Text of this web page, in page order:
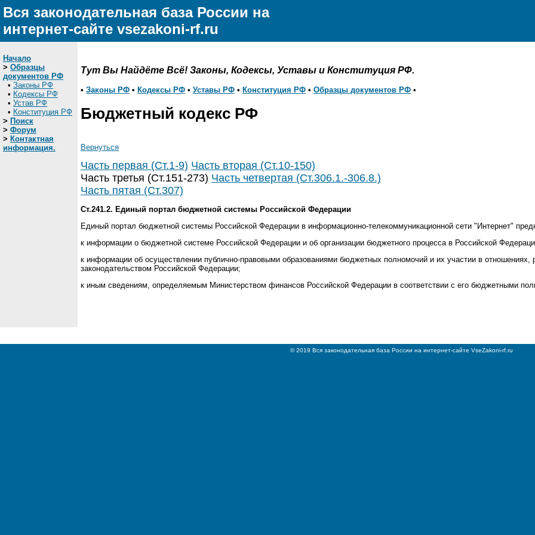
Вся законодательная база России на
интернет-сайте vsezakoni-rf.ru
Начало
> Образцы
документов РФ
• Законы РФ
• Кодексы РФ
• Устав РФ
• Конституция РФ
> Поиск
> Форум
> Контактная
информация.
Тут Вы Найдёте Всё! Законы, Кодексы, Уставы и Конституция РФ.
• Законы РФ • Кодексы РФ • Уставы РФ • Конституция РФ • Образцы документов РФ •
Бюджетный кодекс РФ
Вернуться
Часть первая (Ст.1-9) Часть вторая (Ст.10-150)
Часть третья (Ст.151-273) Часть четвертая (Ст.306.1.-306.8.)
Часть пятая (Ст.307)
Ст.241.2. Единый портал бюджетной системы Российской Федерации
Единый портал бюджетной системы Российской Федерации в информационно-телекоммуникационной сети "Интернет"
к информации о бюджетной системе Российской Федерации и об организации бюджетного процесса в Российской
к информации об осуществлении публично-правовыми образованиями бюджетных полномочий и их участии в
законодательством Российской Федерации;
к иным сведениям, определяемым Министерством финансов Российской Федерации в соответствии с его бюджетными
© 2019 Вся законодательная база России на интернет-сайте VseZakoni-rf.ru